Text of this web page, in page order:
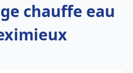
chauffe eau